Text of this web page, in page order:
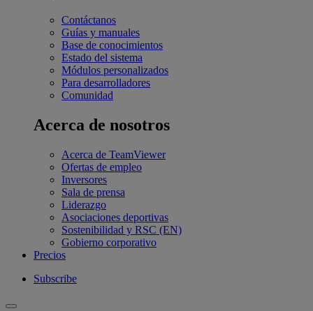
Contáctanos
Guías y manuales
Base de conocimientos
Estado del sistema
Módulos personalizados
Para desarrolladores
Comunidad
Acerca de nosotros
Acerca de TeamViewer
Ofertas de empleo
Inversores
Sala de prensa
Liderazgo
Asociaciones deportivas
Sostenibilidad y RSC (EN)
Gobierno corporativo
Precios
Subscribe